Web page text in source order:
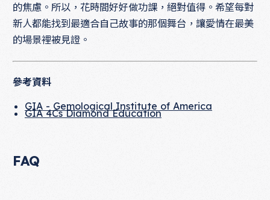
的焦慮。所以，花時間好好做功課，絕對值得。希望每對
新人都能找到最適合自己故事的那個舞台，讓愛情在最美
的場景裡被見證。
參考資料
GIA - Gemological Institute of America
GIA 4Cs Diamond Education
FAQ